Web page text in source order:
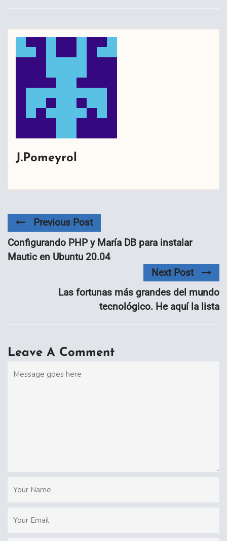
J.Pomeyrol
Previous Post
Configurando PHP y María DB para instalar
Mautic en Ubuntu 20.04
Next Post
Las fortunas más grandes del mundo
tecnológico. He aquí la lista
Leave A Comment